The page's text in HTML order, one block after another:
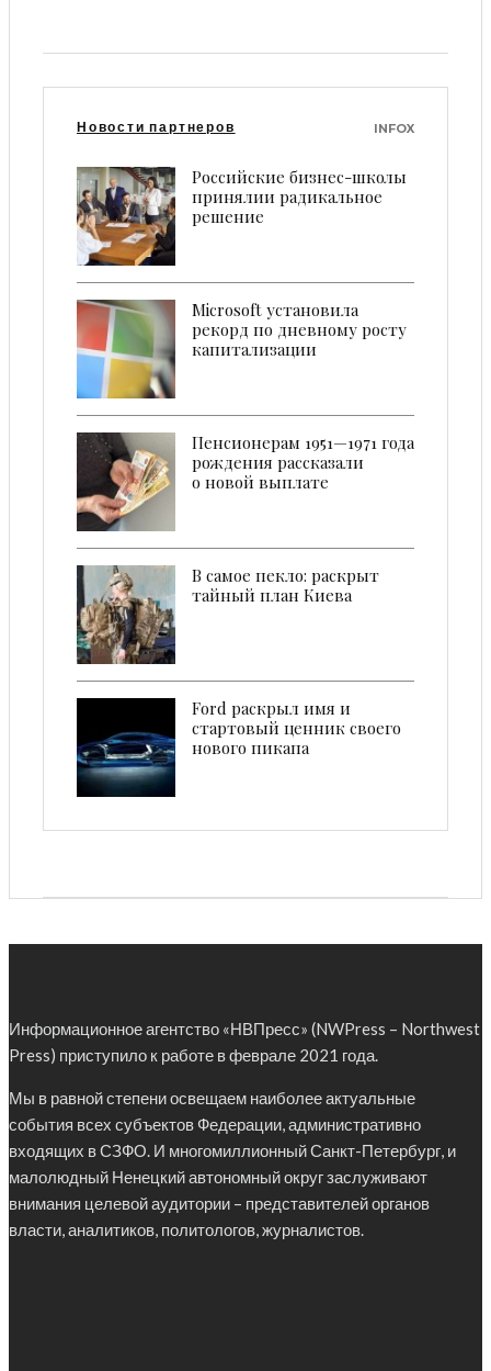
Новости партнеров INFOX
Российские бизнес-школы
принялии радикальное
решение
Microsoft установила
рекорд по дневному росту
капитализации
Пенсионерам 1951—1971 года
рождения рассказали
о новой выплате
В самое пекло: раскрыт
тайный план Киева
Ford раскрыл имя и
стартовый ценник своего
нового пикапа
Информационное агентство «НВПресс» (NWPress – Northwest
Press) приступило к работе в феврале 2021 года.
Мы в равной степени освещаем наиболее актуальные
события всех субъектов Федерации, административно
входящих в СЗФО. И многомиллионный Санкт-Петербург, и
малолюдный Ненецкий автономный округ заслуживают
внимания целевой аудитории – представителей органов
власти, аналитиков, политологов, журналистов.